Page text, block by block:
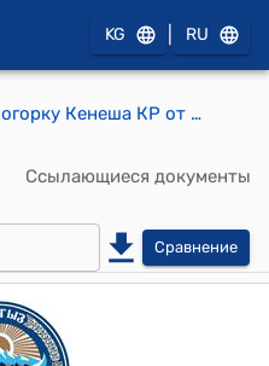
KG RU
Постановление Жогорку Кенеша КР от 14 января 2011 года № 102-V "Об информации руководителей Министерства внутренних дел, Государственного комитета национальной безопасности и Генеральной прокуратуры Кыргызской Республики о событиях, произошедших 4 и 5 января 2011 года в городе Бишкек и селе Беш-Кунгей Аламудунского района Чуйской области"
Ссылающиеся документы
Сравнение